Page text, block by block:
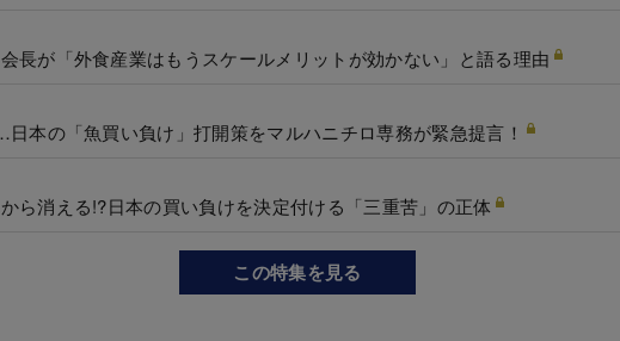
長が「外食産業はもうスケールメリットが効かない」と語る理由
本の「魚買い負け」打開策をマルハニチロ専務が緊急提言！
ら消える!?日本の買い負けを決定付ける「三重苦」の正体
この特集を見る